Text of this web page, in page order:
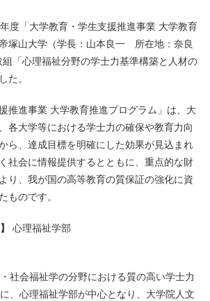
資料請求 お問い合わせ
度「大学教育・学生支援推進事業 大学教育
塚山大学（学長：山本良一 所在地：奈良
「心理福祉分野の学士力基準構築と人材の
た。
推進事業 大学教育推進プログラム」は、大
各大学等における学士力の確保や教育力向
ら、達成目標を明確にした効果が見込まれ
社会に情報提供するとともに、重点的な財
り、我が国の高等教育の質保証の強化に資
ものです。
心理福祉学部
社会福祉学の分野における質の高い学士力
、心理福祉学部が中心となり、大学院人文